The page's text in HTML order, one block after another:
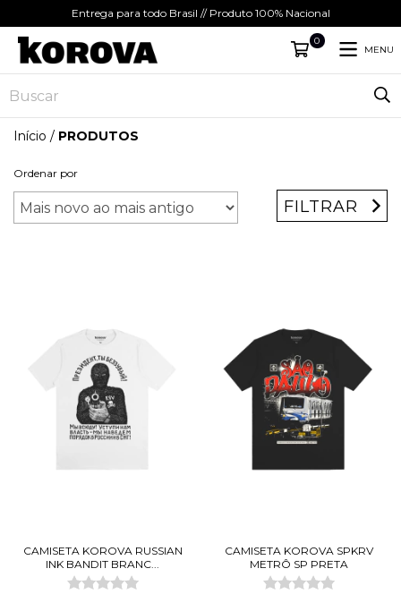
Entrega para todo Brasil // Produto 100% Nacional
0
MENU
Início / PRODUTOS
Ordenar por
FILTRAR
CAMISETA KOROVA RUSSIAN
INK BANDIT BRANC...
CAMISETA KOROVA SPKRV
METRÔ SP PRETA